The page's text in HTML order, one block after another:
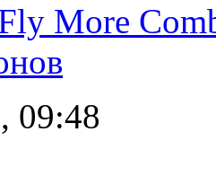
More
09:48